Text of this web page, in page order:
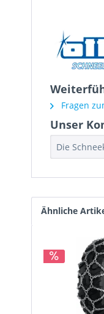
Fragen
Unser
Die
Ähnliche